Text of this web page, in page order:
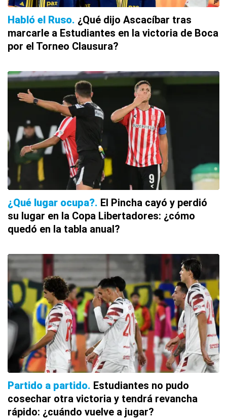
Habló el Ruso ¿Qué dijo Ascacíbar tras
marcarle a Estudiantes en la victoria de Boca
por el Torneo Clausura?
¿Qué lugar ocupa? El Pincha cayó y perdió
su lugar en la Copa Libertadores: ¿cómo
quedó en la tabla anual?
Partido a partido Estudiantes no pudo
cosechar otra victoria y tendrá revancha
rápido: ¿cuándo vuelve a jugar?